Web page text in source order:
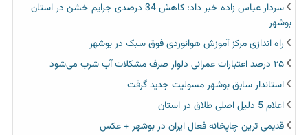
سردار عباس زاده خبر داد: کاهش 34 درصدی جرایم خشن در استان
بوشهر
راه اندازی مرکز آموزش هوانوردی فوق سبک در بوشهر
۲۵ درصد اعتبارات عمرانی دلوار صرف مشکلات آب شرب می‌شود
استاندار سابق بوشهر مسولیت جدید گرفت
اعلام 5 دلیل اصلی طلاق در استان
قدیمی ترین چاپخانه فعال ایران در بوشهر + عکس